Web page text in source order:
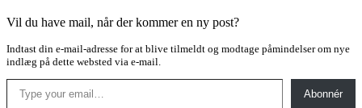
Vil du have mail, når der kommer en ny post?
Indtast din e-mail-adresse for at blive tilmeldt og modtage påmindelser om nye
indlæg på dette websted via e-mail.
Type your email…
Abonnér